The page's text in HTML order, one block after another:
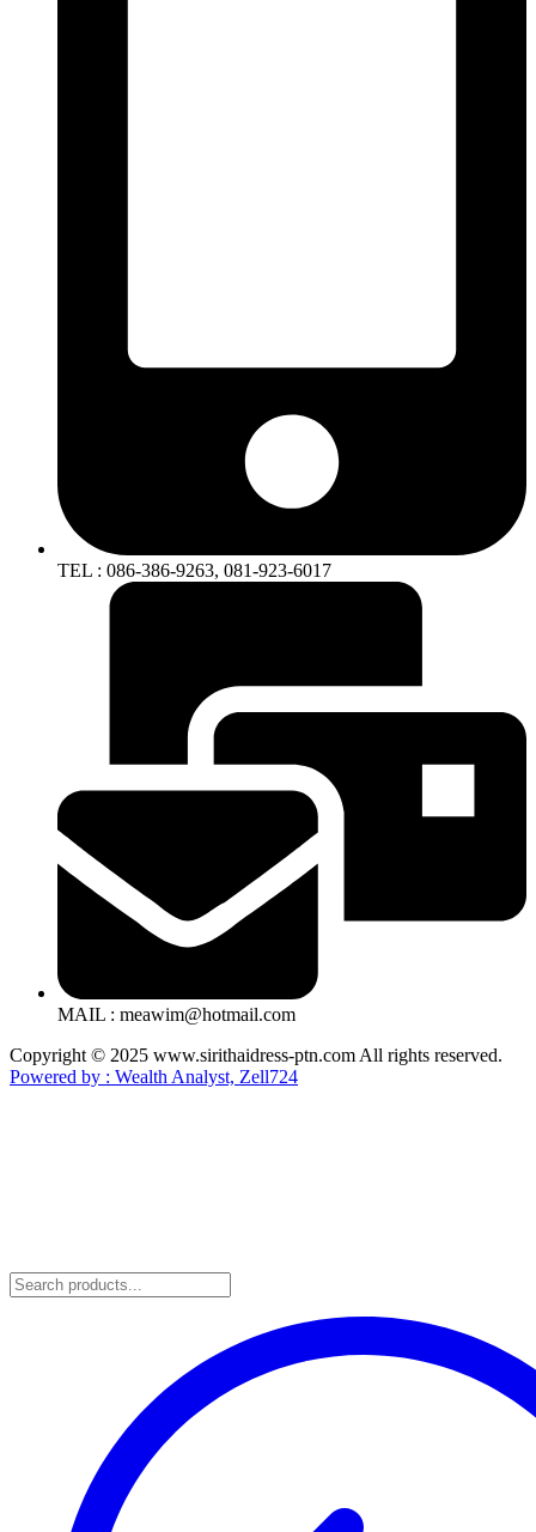
TEL : 086-386-9263, 081-923-6017
MAIL : meawim@hotmail.com
Copyright © 2025 www.sirithaidress-ptn.com All rights reserved.
Powered by : Wealth Analyst, Zell724